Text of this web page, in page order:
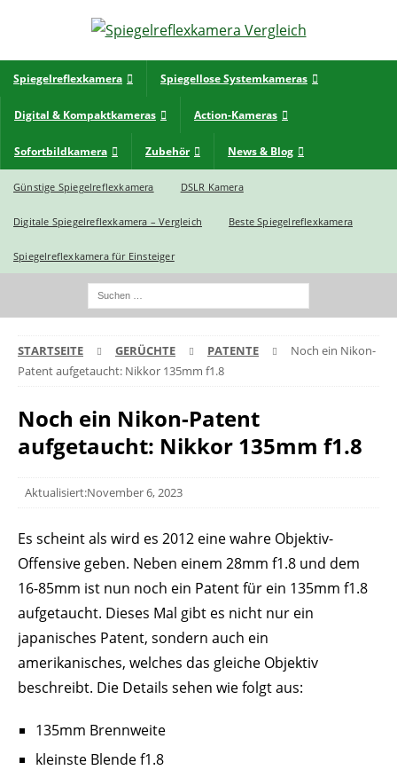
Spiegelreflexkamera Spiegellose Systemkameras
Digital & Kompaktkameras Action-Kameras
Sofortbildkamera Zubehör News & Blog
Günstige Spiegelreflexkamera DSLR Kamera
Digitale Spiegelreflexkamera – Vergleich Beste Spiegelreflexkamera
Spiegelreflexkamera für Einsteiger
STARTSEITE GERÜCHTE PATENTE
Noch ein Nikon-
Patent aufgetaucht: Nikkor 135mm f1.8
Noch ein Nikon-Patent
aufgetaucht: Nikkor 135mm f1.8
Aktualisiert:November 6, 2023
Es scheint als wird es 2012 eine wahre Objektiv-
Offensive geben. Neben einem 28mm f1.8 und dem
16-85mm ist nun noch ein Patent für ein 135mm f1.8
aufgetaucht. Dieses Mal gibt es nicht nur ein
japanisches Patent, sondern auch ein
amerikanisches, welches das gleiche Objektiv
beschreibt. Die Details sehen wie folgt aus:
135mm Brennweite
kleinste Blende f1.8